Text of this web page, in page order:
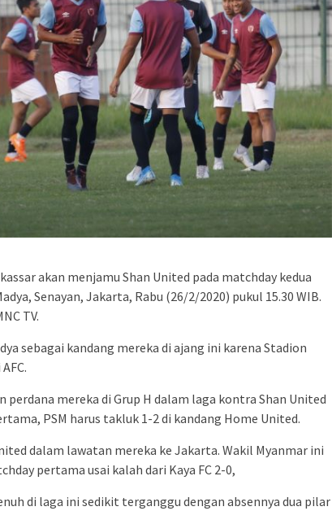
akan menjamu Shan United pada matchday kedua
Senayan, Jakarta, Rabu (26/2/2020) pukul 15.30 WIB.
TV.
sebagai kandang mereka di ajang ini karena Stadion
mereka di Grup H dalam laga kontra Shan United
PSM harus takluk 1-2 di kandang Home United.
dalam lawatan mereka ke Jakarta. Wakil Myanmar ini
pertama usai kalah dari Kaya FC 2-0,
di laga ini sedikit terganggu dengan absennya dua pilar